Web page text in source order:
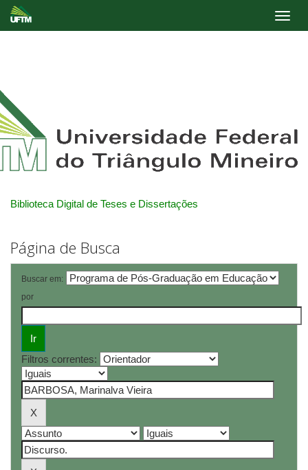
Biblioteca Digital de Teses e Dissertações
Página de Busca
Buscar em:
por
Filtros correntes: